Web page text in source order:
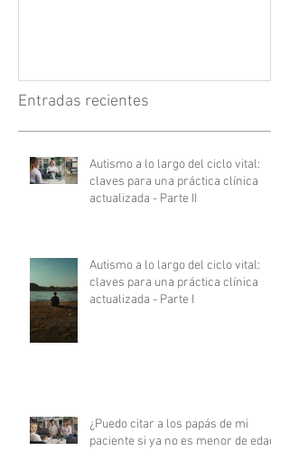
Entradas recientes
Autismo a lo largo del ciclo vital:
claves para una práctica clínica
actualizada - Parte II
Autismo a lo largo del ciclo vital:
claves para una práctica clínica
actualizada - Parte I
¿Puedo citar a los papás de mi
paciente si ya no es menor de edad?